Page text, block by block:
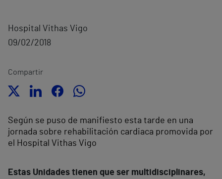
Hospital Vithas Vigo
09/02/2018
Compartir
Según se puso de manifiesto esta tarde en una
jornada sobre rehabilitación cardiaca promovida por
el Hospital Vithas Vigo
Estas Unidades tienen que ser multidisciplinares,